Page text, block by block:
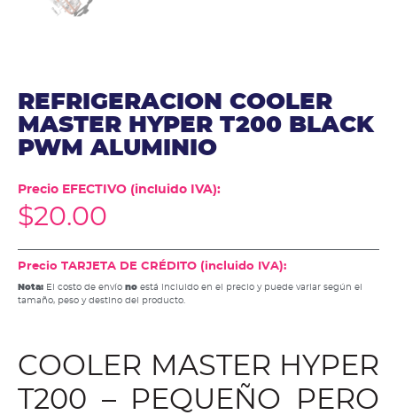
REFRIGERACION COOLER
MASTER HYPER T200 BLACK
PWM ALUMINIO
Precio EFECTIVO (incluido IVA):
$20.00
Precio TARJETA DE CRÉDITO (incluido IVA):
Nota: El costo de envío no está incluido en el precio y puede variar según el
tamaño, peso y destino del producto.
COOLER MASTER HYPER
T200 – PEQUEÑO PERO